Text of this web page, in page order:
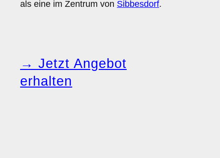
als eine im Zentrum von Sibbesdorf.
→ Jetzt Angebot
erhalten